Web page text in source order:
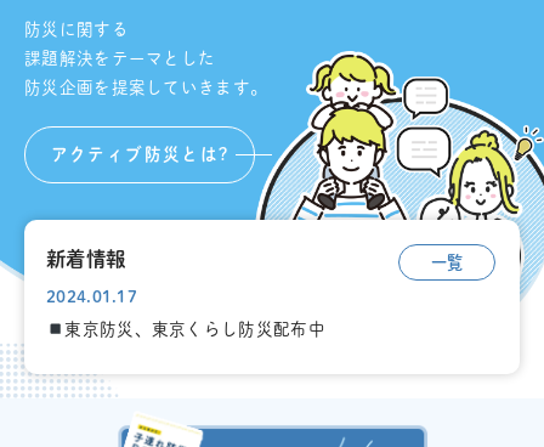
家庭でやってみよう
LET'S TRY
COLLABORATION
メディア掲載
講座のご依頼 取材お申し込み
防災に関する
課題解決をテーマとした
防災企画を提案していきます。
アクティブ防災とは?
新着情報
2024.01.17
東京防災、東京くらし防災配布中
一覧